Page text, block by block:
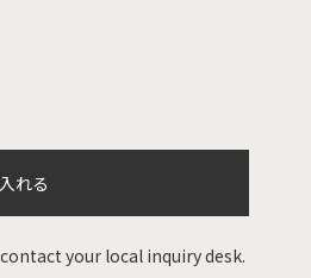
れる
your local inquiry desk.